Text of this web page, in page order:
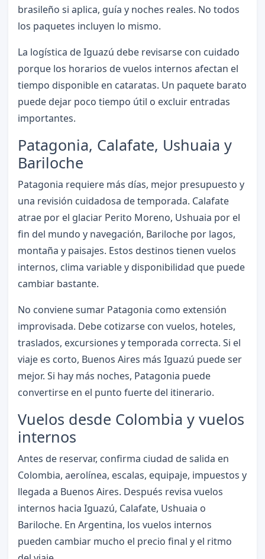
brasileño si aplica, guía y noches reales. No todos
los paquetes incluyen lo mismo.
La logística de Iguazú debe revisarse con cuidado
porque los horarios de vuelos internos afectan el
tiempo disponible en cataratas. Un paquete barato
puede dejar poco tiempo útil o excluir entradas
importantes.
Patagonia, Calafate, Ushuaia y
Bariloche
Patagonia requiere más días, mejor presupuesto y
una revisión cuidadosa de temporada. Calafate
atrae por el glaciar Perito Moreno, Ushuaia por el
fin del mundo y navegación, Bariloche por lagos,
montaña y paisajes. Estos destinos tienen vuelos
internos, clima variable y disponibilidad que puede
cambiar bastante.
No conviene sumar Patagonia como extensión
improvisada. Debe cotizarse con vuelos, hoteles,
traslados, excursiones y temporada correcta. Si el
viaje es corto, Buenos Aires más Iguazú puede ser
mejor. Si hay más noches, Patagonia puede
convertirse en el punto fuerte del itinerario.
Vuelos desde Colombia y vuelos
internos
Antes de reservar, confirma ciudad de salida en
Colombia, aerolínea, escalas, equipaje, impuestos y
llegada a Buenos Aires. Después revisa vuelos
internos hacia Iguazú, Calafate, Ushuaia o
Bariloche. En Argentina, los vuelos internos
pueden cambiar mucho el precio final y el ritmo